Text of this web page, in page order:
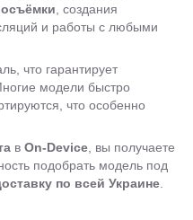
, создания
и работы с любыми
что гарантирует
модели быстро
что особенно
в On-Device, вы получаете
подобрать модель под
по всей Украине.